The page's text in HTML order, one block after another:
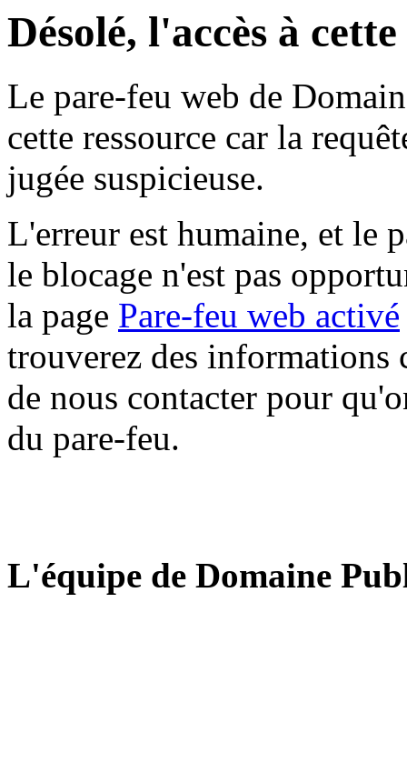
Désolé, l'accès à
Le pare-feu web de
cette ressource car la
jugée suspicieuse.
L'erreur est humaine, et le
le blocage n'est pas
la page Pare-feu web activé
trouverez des informations
de nous contacter pour
du pare-feu.
L'équipe de Domaine